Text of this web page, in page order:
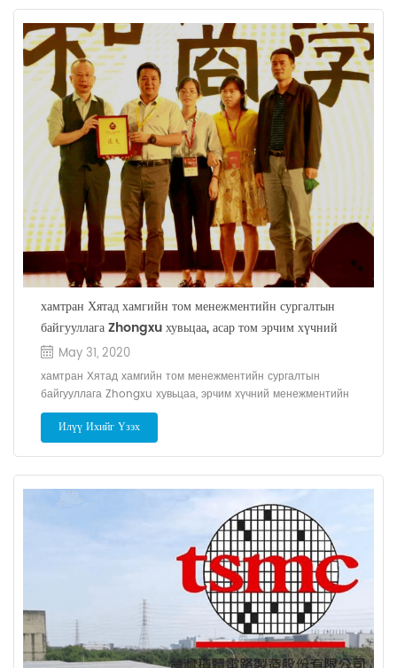
хамтран Хятад хамгийн том менежментийн сургалтын
байгууллага Zhongxu хувьцаа, асар том эрчим хүчний
менежментийн сургалтын институт байгуулна
May 31, 2020
хамтран Хятад хамгийн том менежментийн сургалтын
байгууллага Zhongxu хувьцаа, эрчим хүчний менежментийн
сургалтын институт байгуулна дэлхийн -тай холбогдохын тулд
дээд удирдлагын сурлагын амжилт, асар их эрчим хүчтасралтгүй
сайжруулж Группын бүтээгдэхүүний судалгаа, хөгжлийн
болохын тулд чадах бүхнээ хий хамгийн том нийлүүлэгч фото
цахилгаан систем . Бид хэрэглэгчиддээ бүрэн шийдлээр хангах.
(A-L-I-C-E) байнга өөрчлөгдөж байдаг нийгэмд бидний байнга
өөрчлөгдөж байдаг үнэт зүйлд дараахь таван хэсэг багтана.
Хариуцлага: ажилчид тэдний хариуцлага хүлээнэ шийдвэр ба
үйл ажиллагаа. Эрх чөлөө: сайхан уур амьсгалыг бүрдүүлж,
ажилчдаа өөрсдийн шоугаа үзүүлэхийг уриална авьяас чадвар.
Зөв: Бид ажилчдын зан байдлыг зохицуулах -с бизнес ёс зүй.
Бүтээлч: хэрэв тэд бол бүтэлгүйтэх орчинг бүрдүүлж ажилчдыг
шинэ зүйл бүтээхийг урамшуулах байна бүтээлч. д халдвар авах
Илүү Ихийг Үзэх